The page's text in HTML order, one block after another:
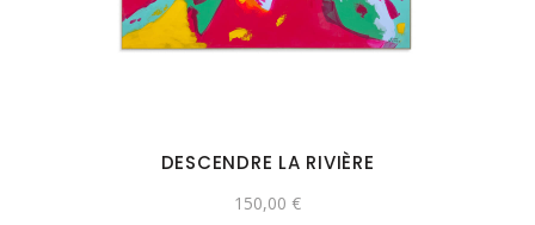
DESCENDRE LA RIVIÈRE
150,00 €